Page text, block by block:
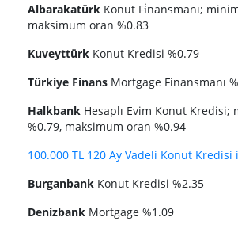
Albarakatürk Konut Fi̇nansmanı;
maksimum oran %0.83
Kuveyttürk Konut Kredisi %0.79
Türkiye Finans Mortgage Finansmanı
Halkbank Hesaplı Evim Konut Kredisi;
%0.79, maksimum oran %0.94
100.000 TL 120 Ay Vadeli Konut
Burganbank Konut Kredisi %2.35
Denizbank Mortgage %1.09